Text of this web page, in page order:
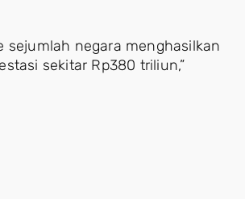
sejumlah negara menghasilkan
sekitar Rp380 triliun,”